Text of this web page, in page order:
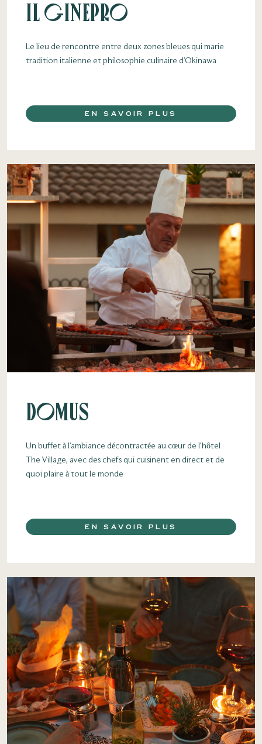
Il Ginepro
Le lieu de rencontre entre deux zones bleues qui marie
tradition italienne et philosophie culinaire d’Okinawa
EN SAVOIR PLUS
Domus
Un buffet à l’ambiance décontractée au cœur de l’hôtel
The Village, avec des chefs qui cuisinent en direct et de
quoi plaire à tout le monde
EN SAVOIR PLUS